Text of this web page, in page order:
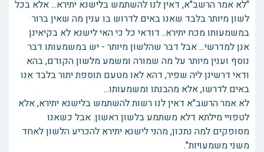
"לא אמר הרשב"א, דאין לנו להשתמש בלישנא יתירא... אלא בכל
לשון מיותר בלבד שאנו באים לדרוש בו ענין מה שאין ברור
במשמעותו מכח יתירא.. דודאי כל כי האי לישנא לא בקיאינן
אנן למדרשי... אבל דבר שהלשון מיותר - יש במשמעותו דבר
נוסף וענין מיותר על מה שמורה ומשמע מלשון הקודם, בהא
ודאי דרשינן ליה שפיר, דהא לאו מטעם תוספת יתור בלבד אנו
באים לדרשו, אלא מהבנתו ומשמעותו...
לא אמר הרשב"א דאין לנו רשות להשתמש בלישנא יתירא, אלא
לטפויי מילתא דלא משתמע בלשון ראשון. אבל כשאנו
מסופקים למה נתכון, מהני לישנא יתירא להכריע הלשון לאחד
משני משמעויות".